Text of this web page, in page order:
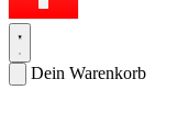
Dein Warenkorb